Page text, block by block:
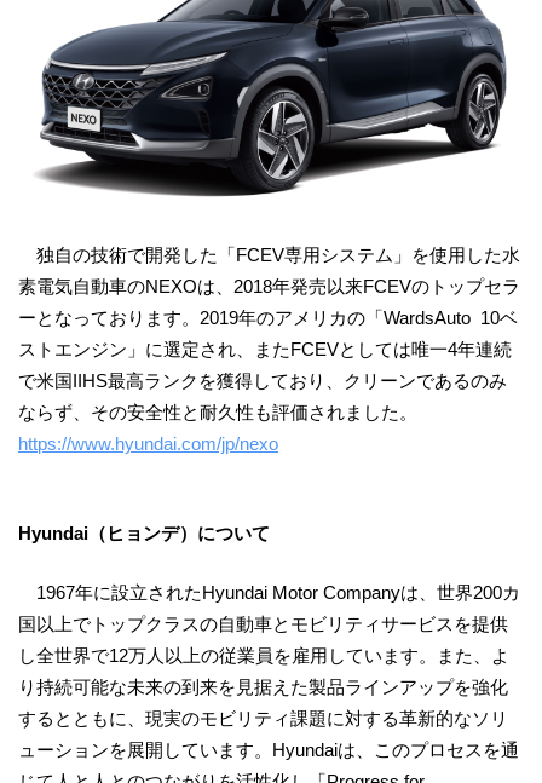
独自の技術で開発した「FCEV専用システム」を使用した水
素電気自動車のNEXOは、2018年発売以来FCEVのトップセラ
ーとなっております。2019年のアメリカの「WardsAuto 10ベ
ストエンジン」に選定され、またFCEVとしては唯一4年連続
で米国IIHS最高ランクを獲得しており、クリーンであるのみ
ならず、その安全性と耐久性も評価されました。
https://www.hyundai.com/jp/nexo
Hyundai（ヒョンデ）について
1967年に設立されたHyundai Motor Companyは、世界200カ
国以上でトップクラスの自動車とモビリティサービスを提供
し全世界で12万人以上の従業員を雇用しています。また、よ
り持続可能な未来の到来を見据えた製品ラインアップを強化
するとともに、現実のモビリティ課題に対する革新的なソリ
ューションを展開しています。Hyundaiは、このプロセスを通